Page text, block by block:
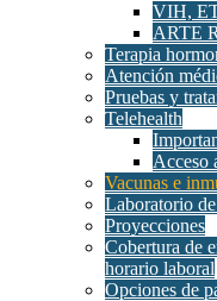
VIH,
ARTE
Terapia
Atención
Pruebas y
Telehealth
Acceso
Vacunas e
Laboratorio
Proyecciones
Cobertura de
horario laboral
Opciones de